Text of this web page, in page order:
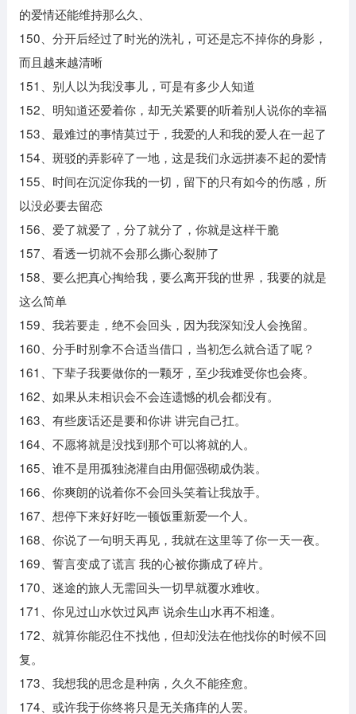
的爱情还能维持那么久、
150、分开后经过了时光的洗礼，可还是忘不掉你的身影，
而且越来越清晰
151、别人以为我没事儿，可是有多少人知道
152、明知道还爱着你，却无关紧要的听着别人说你的幸福
153、最难过的事情莫过于，我爱的人和我的爱人在一起了
154、斑驳的弄影碎了一地，这是我们永远拼凑不起的爱情
155、时间在沉淀你我的一切，留下的只有如今的伤感，所
以没必要去留恋
156、爱了就爱了，分了就分了，你就是这样干脆
157、看透一切就不会那么撕心裂肺了
158、要么把真心掏给我，要么离开我的世界，我要的就是
这么简单
159、我若要走，绝不会回头，因为我深知没人会挽留。
160、分手时别拿不合适当借口，当初怎么就合适了呢？
161、下辈子我要做你的一颗牙，至少我难受你也会疼。
162、如果从未相识会不会连遗憾的机会都没有。
163、有些废话还是要和你讲 讲完自己扛。
164、不愿将就是没找到那个可以将就的人。
165、谁不是用孤独浇灌自由用倔强砌成伪装。
166、你爽朗的说着你不会回头笑着让我放手。
167、想停下来好好吃一顿饭重新爱一个人。
168、你说了一句明天再见，我就在这里等了你一天一夜。
169、誓言变成了谎言 我的心被你撕成了碎片。
170、迷途的旅人无需回头一切早就覆水难收。
171、你见过山水饮过风声 说余生山水再不相逢。
172、就算你能忍住不找他，但却没法在他找你的时候不回
复。
173、我想我的思念是种病，久久不能痊愈。
174、或许我于你终将只是无关痛痒的人罢。